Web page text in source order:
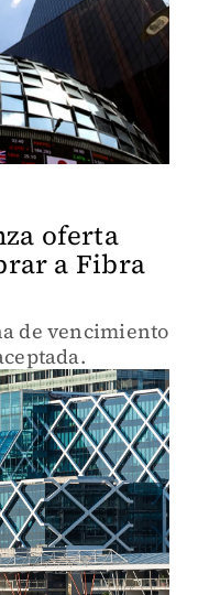
oferta
a Fibra
de vencimiento